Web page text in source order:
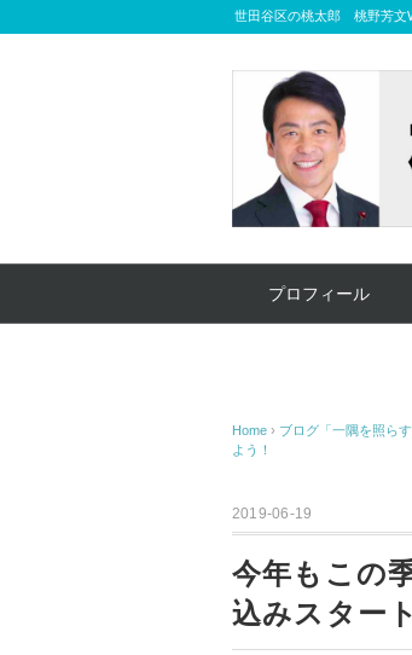
世田谷区の桃太郎 桃野芳文
プロフィール
Home › ブログ「一隅を照らす
よう！
2019-06-19
今年もこの
込みスター